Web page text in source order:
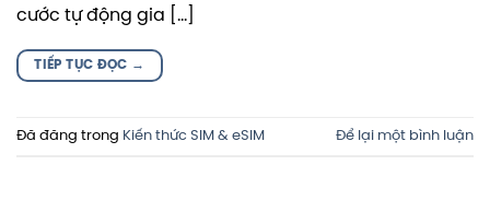
cước tự động gia […]
TIẾP TỤC ĐỌC →
Đã đăng trong Kiến thức SIM & eSIM Để lại một bình luận